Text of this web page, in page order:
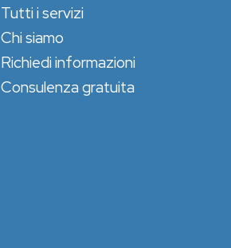
Tutti i servizi
Chi siamo
Richiedi informazioni
Consulenza gratuita